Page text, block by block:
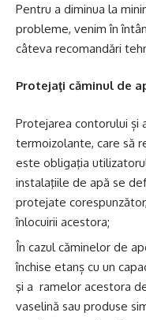
Pentru a diminua la
probleme, venim în
câteva recomandări
Protejaţi căminul de
Protejarea contorului și
termoizolante, care să
este obligaţia
instalaţiile de apă se
protejate
înlocuirii acestora;
În cazul căminelor de
închise etanș cu un
şi a ramelor acestora
vaselină sau produse